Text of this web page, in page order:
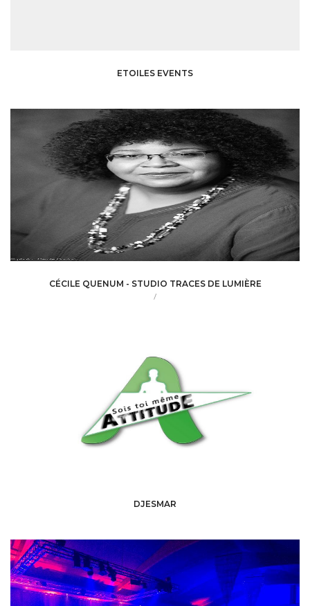
ETOILES EVENTS
CÉCILE QUENUM - STUDIO TRACES DE LUMIÈRE
/
DJESMAR